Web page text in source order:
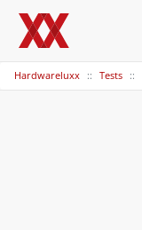
Hardwareluxx Tests